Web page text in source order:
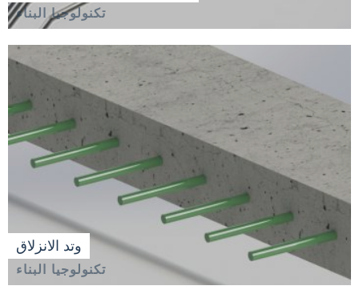
تكنولوجيا البناء
وتد الانزلاق
تكنولوجيا البناء